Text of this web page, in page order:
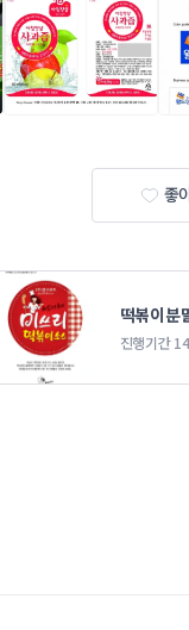
좋
떡볶이분
진행기간